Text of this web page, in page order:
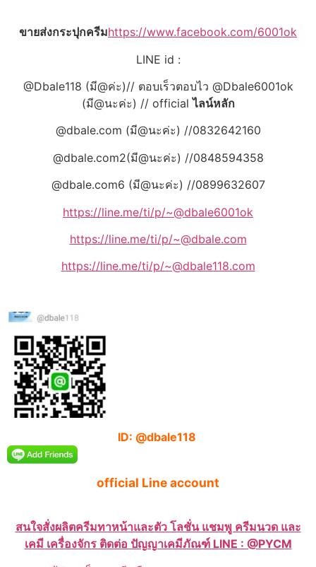
ขายส่งกระปุกครีมhttps://www.facebook.com/6001ok
LINE id :
@Dbale118 (มี@ค่ะ)// ตอบเร็วตอบไว @Dbale6001ok
(มี@นะค่ะ) // officialไลน์หลัก
@dbale.com (มี@นะค่ะ) //0832642160
@dbale.com2(มี@นะค่ะ) //0848594358
@dbale.com6 (มี@นะค่ะ) //0899632607
https://line.me/ti/p/~@dbale6001ok
https://line.me/ti/p/~@dbale.com
https://line.me/ti/p/~@dbale118.com
ID: @dbale118
official Line account
สนใจสั่งผลิตครีมทาหน้าและตัว โลชั่น แชมพู ครีมนวด และ
เคมี เครื่องจักร ติดต่อ ปัญญาเคมีภัณฑ์ LINE : @PYCM